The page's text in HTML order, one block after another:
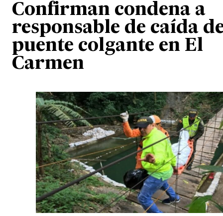
Confirman condena a
responsable de caída
puente colgante en El
Carmen